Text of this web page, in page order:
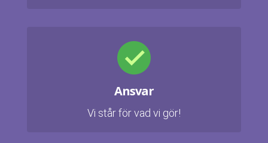
Ansvar
Vi står för vad vi gör!